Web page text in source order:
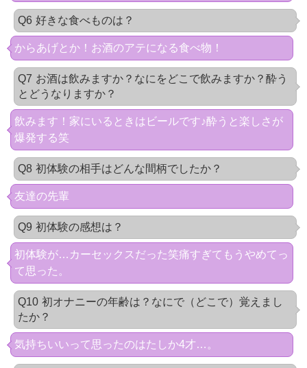
Q6 好きな食べものは？
からあげとか！お酒のアテになる食べ物！
Q7 お酒は飲みますか？なにをどこで飲みますか？酔う
とどうなりますか？
飲みます！家にいるときはビールです♪酔うと楽しさが
爆発する笑
Q8 初体験の相手はどんな間柄でしたか？
友達の先輩
Q9 初体験の感想は？
初体験が…カーセックスだった笑痛すぎてもうやめてっ
て思った。
Q10 初オナニーの年齢は？なにで（どこで）覚えまし
たか？
気持ちいいって思ったのはたしか4才…。